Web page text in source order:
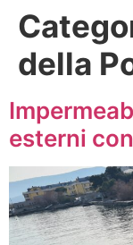
della
esterni